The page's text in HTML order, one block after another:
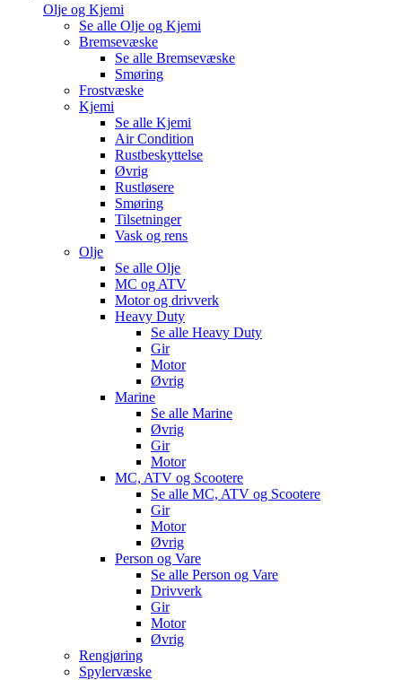
Olje og Kjemi
Se alle Olje og Kjemi
Bremsevæske
Se alle Bremsevæske
Smøring
Frostvæske
Kjemi
Se alle Kjemi
Air Condition
Rustbeskyttelse
Øvrig
Rustløsere
Smøring
Tilsetninger
Vask og rens
Olje
Se alle Olje
MC og ATV
Motor og drivverk
Heavy Duty
Se alle Heavy Duty
Gir
Motor
Øvrig
Marine
Se alle Marine
Øvrig
Gir
Motor
MC, ATV og Scootere
Se alle MC, ATV og Scootere
Gir
Motor
Øvrig
Person og Vare
Se alle Person og Vare
Drivverk
Gir
Motor
Øvrig
Rengjøring
Spylervæske